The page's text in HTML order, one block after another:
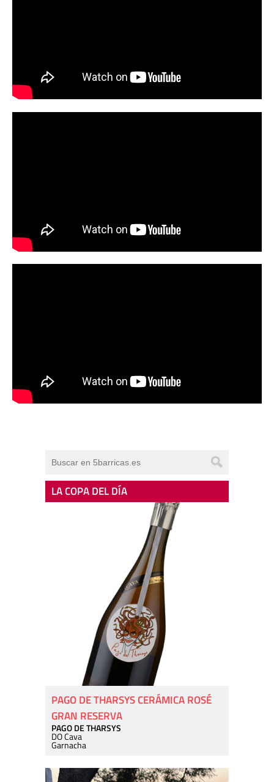
LA COPA DEL DÍA
PAGO DE THARSYS CERÁMICA ROSÉ
GRAN RESERVA
PAGO DE THARSYS
DO Cava
Garnacha